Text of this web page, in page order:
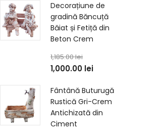
Decorațiune de
gradină Băncuță
Băiat și Fetiță din
Beton Crem
1,185.00lei
1,000.00 lei
Fântână Buturugă
Rustică Gri-Crem
Antichizată din
Ciment